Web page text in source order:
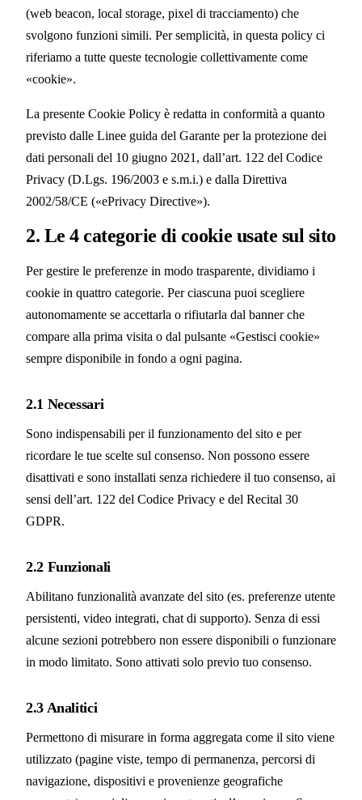
(web beacon, local storage, pixel di tracciamento) che
svolgono funzioni simili. Per semplicità, in questa policy ci
riferiamo a tutte queste tecnologie collettivamente come
«cookie».
La presente Cookie Policy è redatta in conformità a quanto
previsto dalle Linee guida del Garante per la protezione dei
dati personali del 10 giugno 2021, dall’art. 122 del Codice
Privacy (D.Lgs. 196/2003 e s.m.i.) e dalla Direttiva
2002/58/CE («ePrivacy Directive»).
2. Le 4 categorie di cookie usate sul sito
Per gestire le preferenze in modo trasparente, dividiamo i
cookie in quattro categorie. Per ciascuna puoi scegliere
autonomamente se accettarla o rifiutarla dal banner che
compare alla prima visita o dal pulsante «Gestisci cookie»
sempre disponibile in fondo a ogni pagina.
2.1 Necessari
Sono indispensabili per il funzionamento del sito e per
ricordare le tue scelte sul consenso. Non possono essere
disattivati e sono installati senza richiedere il tuo consenso, ai
sensi dell’art. 122 del Codice Privacy e del Recital 30
GDPR.
2.2 Funzionali
Abilitano funzionalità avanzate del sito (es. preferenze utente
persistenti, video integrati, chat di supporto). Senza di essi
alcune sezioni potrebbero non essere disponibili o funzionare
in modo limitato. Sono attivati solo previo tuo consenso.
2.3 Analitici
Permettono di misurare in forma aggregata come il sito viene
utilizzato (pagine viste, tempo di permanenza, percorsi di
navigazione, dispositivi e provenienze geografiche